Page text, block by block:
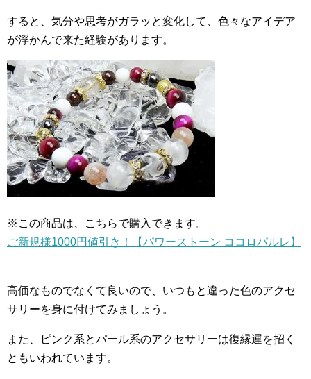
すると、気分や思考がガラッと変化して、色々なアイデア
が浮かんで来た経験があります。
※この商品は、こちらで購入できます。
ご新規様1000円値引き！【パワーストーン ココロパルレ】
高価なものでなくて良いので、いつもと違った色のアクセ
サリーを身に付けてみましょう。
また、ピンク系とパール系のアクセサリーは復縁運を招く
ともいわれています。